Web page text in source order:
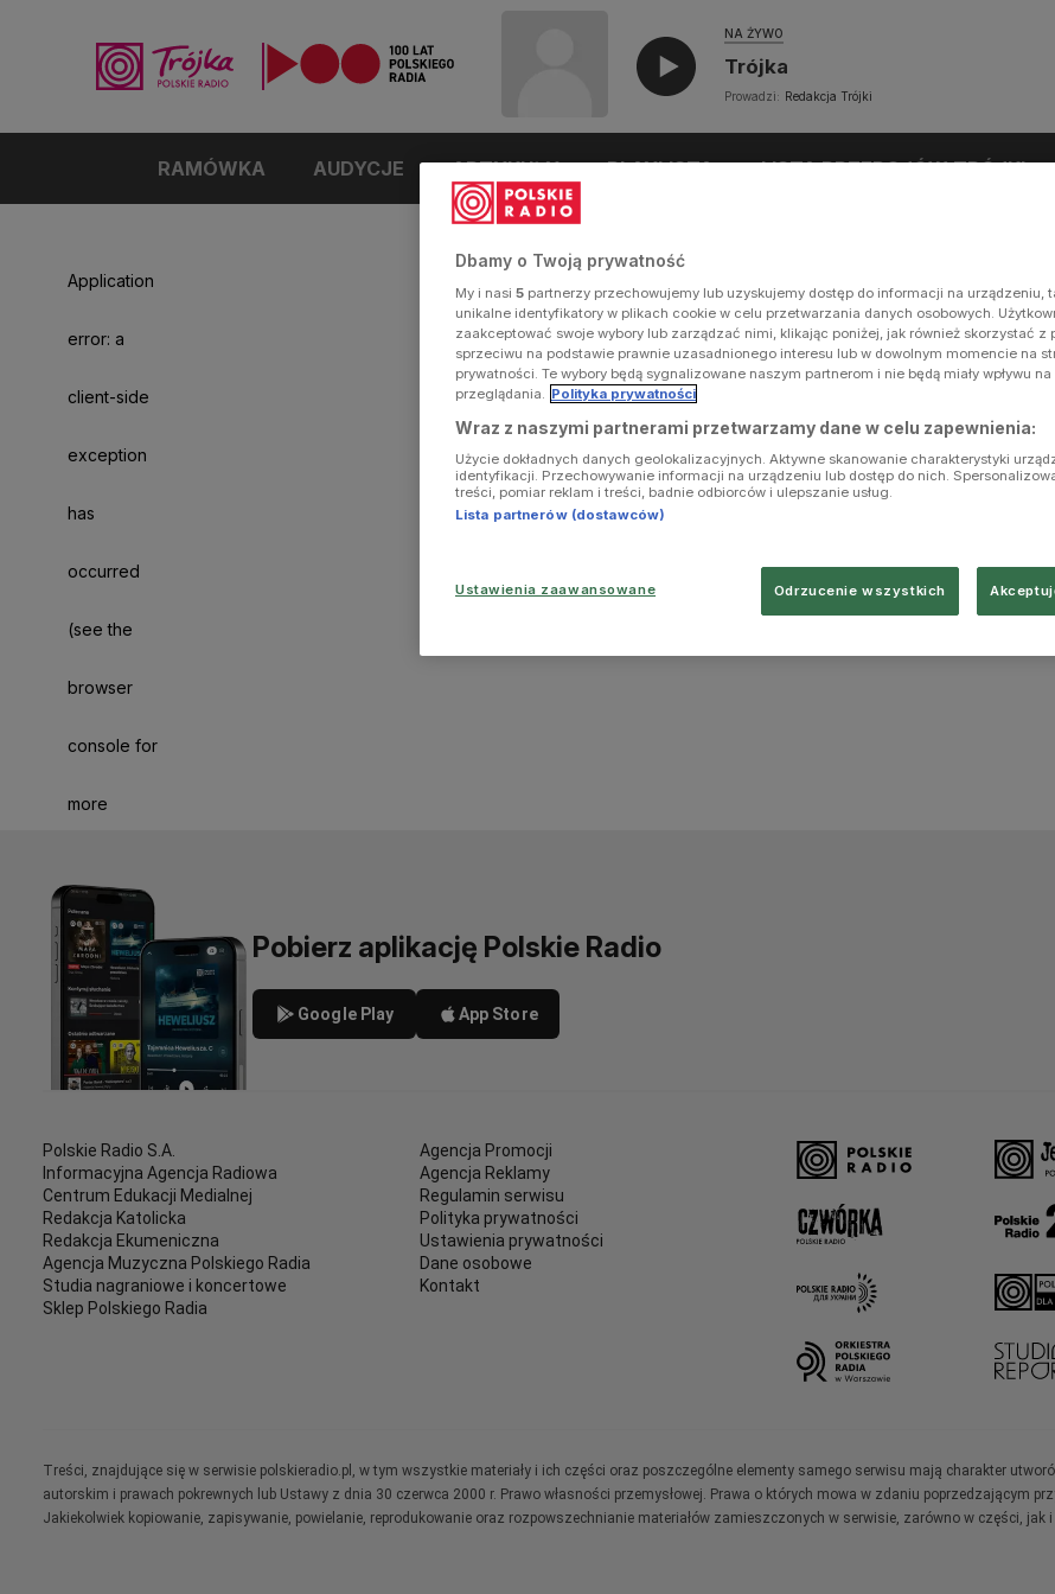
NA ŻYWO
Trójka
Prowadzi: Redakcja Trójki
RAMÓWKA AUDYCJE ARTYKUŁY PLAYLISTA LISTA PRZEBOJÓW TRÓJKI
Application
error: a
client-side
exception
has
occurred
(see the
browser
console for
more
Pobierz aplikację Polskie Radio
Google Play App Store
Polskie Radio S.A.
Informacyjna Agencja Radiowa
Centrum Edukacji Medialnej
Redakcja Katolicka
Redakcja Ekumeniczna
Agencja Muzyczna Polskiego Radia
Studia nagraniowe i koncertowe
Sklep Polskiego Radia
Agencja Promocji
Agencja Reklamy
Regulamin serwisu
Polityka prywatności
Ustawienia prywatności
Dane osobowe
Kontakt
Treści, znajdujące się w serwisie polskieradio.pl, w tym wszystkie materiały i ich części oraz poszczególne elementy samego serwisu mają charakter
autorskim i prawach pokrewnych lub Ustawy z dnia 30 czerwca 2000 r. Prawo własności przemysłowej. Prawa o których mowa w zdaniu poprzedzającym
Jakiekolwiek kopiowanie, zapisywanie, powielanie, reprodukowanie oraz rozpowszechnianie materiałów zamieszczonych w serwisie, zarówno w części, jak
Dbamy o Twoją prywatność
My i nasi 5 partnerzy przechowujemy lub uzyskujemy dostęp do informacji na urządzeniu,
unikalne identyfikatory w plikach cookie w celu przetwarzania danych osobowych.
zaakceptować swoje wybory lub zarządzać nimi, klikając poniżej, jak również skorzystać z
sprzeciwu na podstawie prawnie uzasadnionego interesu lub w dowolnym momencie na
prywatności. Te wybory będą sygnalizowane naszym partnerom i nie będą miały wpływu
przeglądania. Polityka prywatności
Wraz z naszymi partnerami przetwarzamy dane w celu zapewnienia:
Użycie dokładnych danych geolokalizacyjnych. Aktywne skanowanie charakterystyki
identyfikacji. Przechowywanie informacji na urządzeniu lub dostęp do nich.
treści, pomiar reklam i treści, badnie odbiorców i ulepszanie usług.
Lista partnerów (dostawców)
Ustawienia zaawansowane Odrzucenie wszystkich